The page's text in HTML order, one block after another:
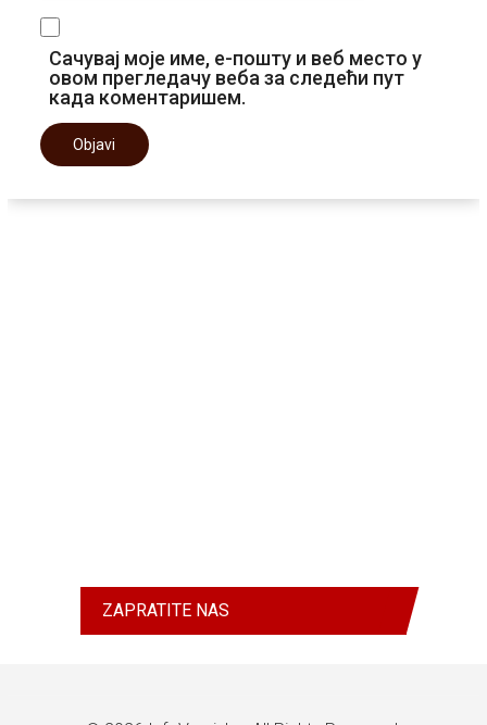
Сачувај моје име, е-пошту и веб место у
овом прегледачу веба за следећи пут
када коментаришем.
ZAPRATITE NAS